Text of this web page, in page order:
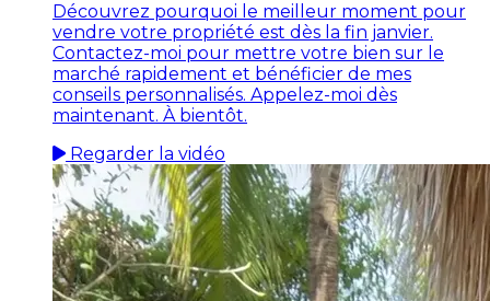
Découvrez pourquoi le meilleur moment pour
vendre votre propriété est dès la fin janvier.
Contactez-moi pour mettre votre bien sur le
marché rapidement et bénéficier de mes
conseils personnalisés. Appelez-moi dès
maintenant. À bientôt.
Regarder la vidéo